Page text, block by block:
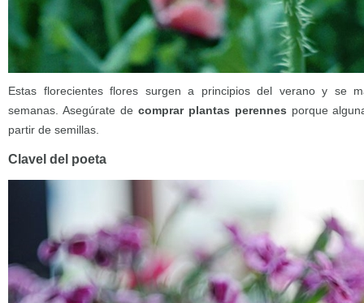
Estas florecientes flores surgen a principios del verano y se
semanas. Asegúrate de comprar plantas perennes porque
partir de semillas.
Clavel del poeta